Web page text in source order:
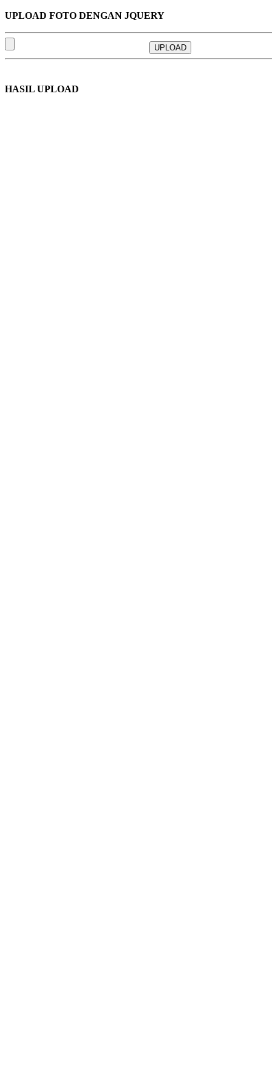
UPLOAD FOTO DENGAN JQUERY
UPLOAD
HASIL UPLOAD